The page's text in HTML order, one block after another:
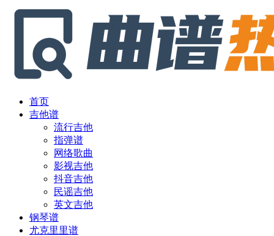
首页
吉他谱
流行吉他
指弹谱
网络歌曲
影视吉他
抖音吉他
民谣吉他
英文吉他
钢琴谱
尤克里里谱